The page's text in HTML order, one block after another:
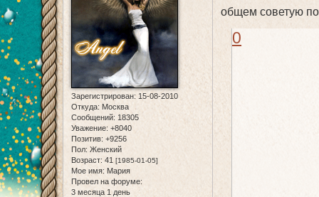
Зарегистрирован: 15-08-2010
Откуда: Москва
Сообщений: 18305
Уважение: +8040
Позитив: +9256
Пол: Женский
Возраст: 41 [1985-01-05]
Мое имя: Мария
Провел на форуме:
3 месяца 1 день
общем советую
0